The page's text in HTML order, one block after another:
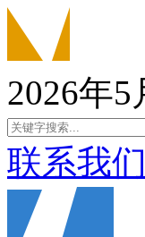
2026年
联系我们